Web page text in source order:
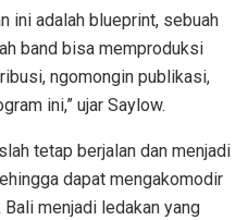
ini adalah blueprint, sebuah
band bisa memproduksi
ngomongin publikasi,
ini,” ujar Saylow.
tetap berjalan dan menjadi
dapat mengakomodir
menjadi ledakan yang